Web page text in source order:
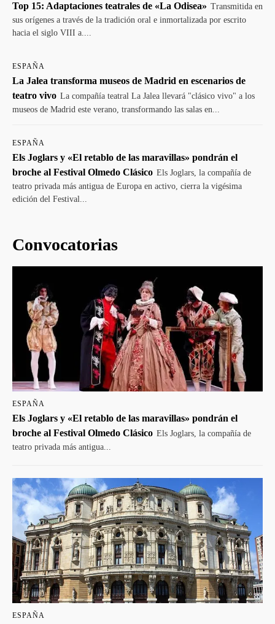
Top 15: Adaptaciones teatrales de «La Odisea» Transmitida en
sus orígenes a través de la tradición oral e inmortalizada por escrito
hacia el siglo VIII a....
ESPAÑA
La Jalea transforma museos de Madrid en escenarios de
teatro vivo La compañía teatral La Jalea llevará "clásico vivo" a los
museos de Madrid este verano, transformando las salas en...
ESPAÑA
Els Joglars y «El retablo de las maravillas» pondrán el
broche al Festival Olmedo Clásico Els Joglars, la compañía de
teatro privada más antigua de Europa en activo, cierra la vigésima
edición del Festival...
Convocatorias
ESPAÑA
Els Joglars y «El retablo de las maravillas» pondrán el
broche al Festival Olmedo Clásico Els Joglars, la compañía de
teatro privada más antigua...
ESPAÑA